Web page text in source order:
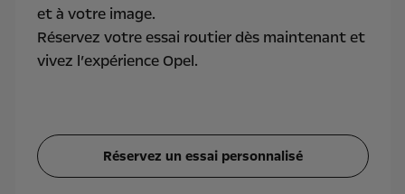
et à votre image.
Réservez votre essai routier dès maintenant et
vivez l’expérience Opel.
Réservez un essai personnalisé